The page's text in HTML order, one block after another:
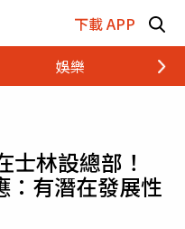
下載 APP
娛樂 財經
士林設總部！
：有潛在發展性